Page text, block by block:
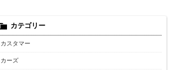
カテゴリー
カスタマー
カーズ